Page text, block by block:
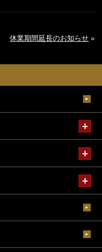
休業期間延長のお知らせ »